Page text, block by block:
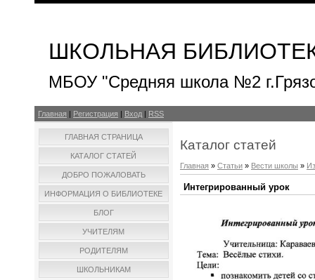
ШКОЛЬНАЯ
МБОУ "Средняя школа №2
Главная Регистрация Вход RSS
ГЛАВНАЯ СТРАНИЦА
КАТАЛОГ СТАТЕЙ
ДОБРО ПОЖАЛОВАТЬ
ИНФОРМАЦИЯ О БИБЛИОТЕКЕ
БЛОГ
УЧИТЕЛЯМ
РОДИТЕЛЯМ
ШКОЛЬНИКАМ
Каталог статей
Главная » Статьи » Вести школы »
Интегрированный урок